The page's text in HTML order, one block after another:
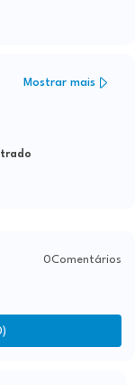
Mostrar mais
0Comentários